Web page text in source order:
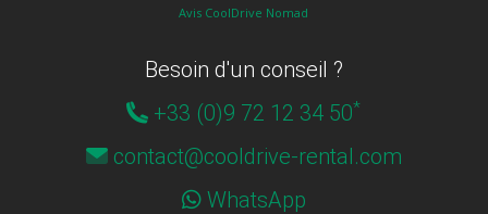
Avis CoolDrive Nomad
Besoin d'un conseil ?
+33 (0)9 72 12 34 50*
contact@cooldrive-rental.com
WhatsApp